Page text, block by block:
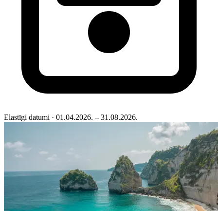
Elastīgi datumi · 01.04.2026. – 31.08.2026.